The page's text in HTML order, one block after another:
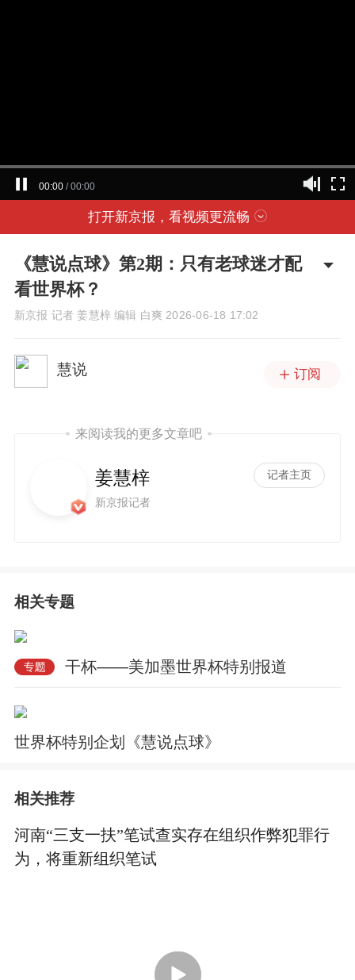
00:00 / 00:00
打开新京报，看视频更流畅
《慧说点球》第2期：只有老球迷才配
看世界杯？
新京报 记者 姜慧梓 编辑 白爽 2026-06-18 17:02
慧说 订阅
来阅读我的更多文章吧
姜慧梓
新京报记者
记者主页
相关专题
干杯——美加墨世界杯特别报道
世界杯特别企划《慧说点球》
相关推荐
河南“三支一扶”笔试查实存在组织作弊犯罪行
为，将重新组织笔试